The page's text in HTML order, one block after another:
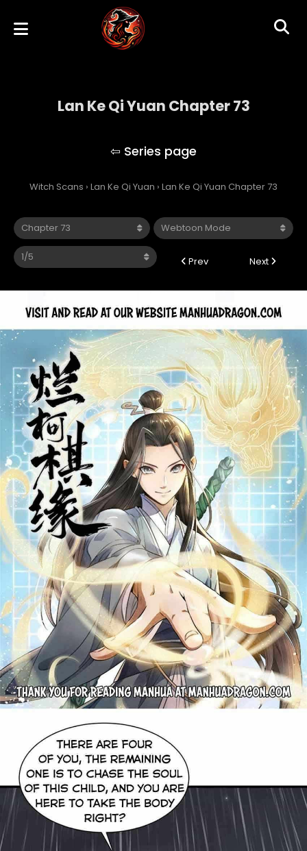
Lan Ke Qi Yuan Chapter 73
Witch Scans › Lan Ke Qi Yuan › Lan Ke Qi Yuan Chapter 73
Prev Next